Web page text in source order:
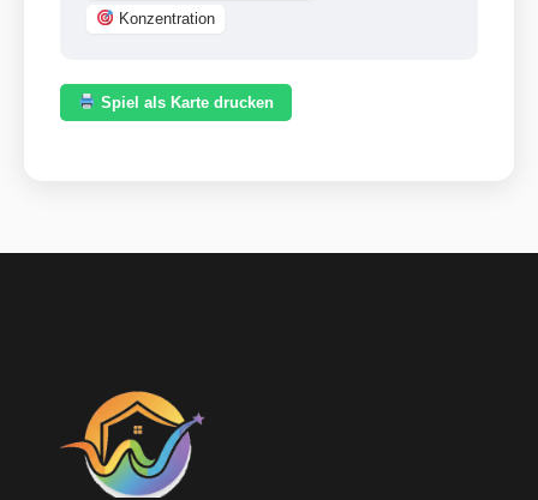
Konzentration
Spiel als Karte drucken